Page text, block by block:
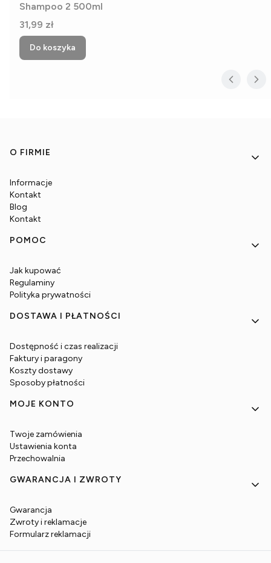
Shampoo 2 500ml
Cena
31,99 zł
Do koszyka
Linki w stopce
O FIRMIE
Informacje
Kontakt
Blog
Kontakt
POMOC
Jak kupować
Regulaminy
Polityka prywatności
DOSTAWA I PŁATNOŚCI
Dostępność i czas realizacji
Faktury i paragony
Koszty dostawy
Sposoby płatności
MOJE KONTO
Twoje zamówienia
Ustawienia konta
Przechowalnia
GWARANCJA I ZWROTY
Gwarancja
Zwroty i reklamacje
Formularz reklamacji